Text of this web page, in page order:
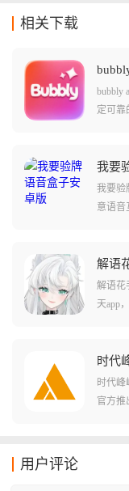
相关下载
bubbly
定可靠
他ai聊
从不同
户们体
我要
我要验
意语音
方的底
直接拉
解语
解语花
天app
色的每
以变化
展开全
时代
时代峰
官方推
用户评论